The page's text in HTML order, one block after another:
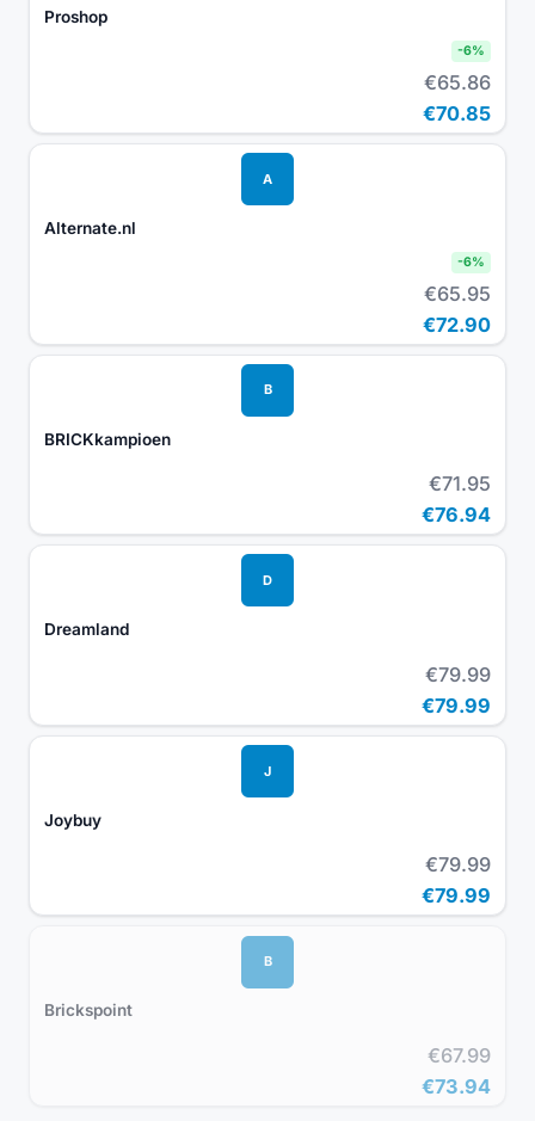
Proshop
-6%
€65.86
€70.85
A
Alternate.nl
-6%
€65.95
€72.90
B
BRICKkampioen
€71.95
€76.94
D
Dreamland
€79.99
€79.99
J
Joybuy
€79.99
€79.99
B
Brickspoint
€67.99
€73.94